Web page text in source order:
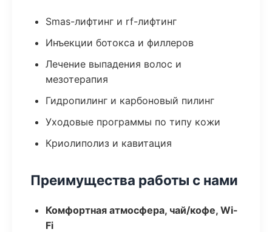
Smas-лифтинг и rf-лифтинг
Инъекции ботокса и филлеров
Лечение выпадения волос и
мезотерапия
Гидропилинг и карбоновый пилинг
Уходовые программы по типу кожи
Криолиполиз и кавитация
Преимущества работы с нами
Комфортная атмосфера, чай/кофе, Wi-
Fi